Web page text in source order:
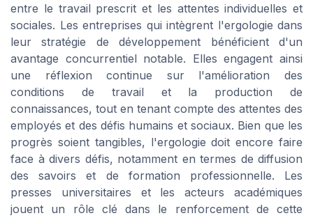
entre le travail prescrit et les attentes individuelles et
sociales. Les entreprises qui intègrent l'ergologie dans
leur stratégie de développement bénéficient d'un
avantage concurrentiel notable. Elles engagent ainsi
une réflexion continue sur l'amélioration des
conditions de travail et la production de
connaissances, tout en tenant compte des attentes des
employés et des défis humains et sociaux. Bien que les
progrès soient tangibles, l'ergologie doit encore faire
face à divers défis, notamment en termes de diffusion
des savoirs et de formation professionnelle. Les
presses universitaires et les acteurs académiques
jouent un rôle clé dans le renforcement de cette